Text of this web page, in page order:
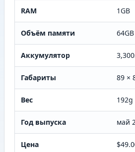
RAM 1GB
Объём памяти 64GB
Аккумулятор
Габариты 89 ×
Вес 192g
Год выпуска май
Цена